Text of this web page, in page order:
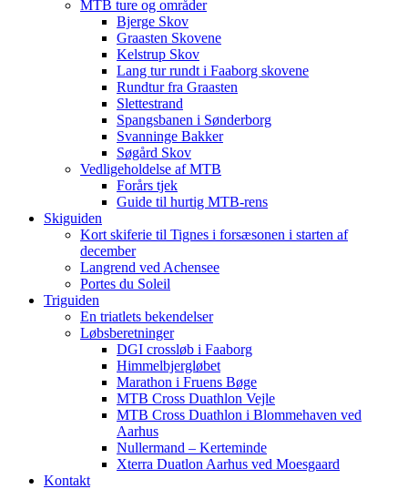
MTB ture og områder
Bjerge Skov
Graasten Skovene
Kelstrup Skov
Lang tur rundt i Faaborg skovene
Rundtur fra Graasten
Slettestrand
Spangsbanen i Sønderborg
Svanninge Bakker
Søgård Skov
Vedligeholdelse af MTB
Forårs tjek
Guide til hurtig MTB-rens
Skiguiden
Kort skiferie til Tignes i forsæsonen i starten af
december
Langrend ved Achensee
Portes du Soleil
Triguiden
En triatlets bekendelser
Løbsberetninger
DGI crossløb i Faaborg
Himmelbjergløbet
Marathon i Fruens Bøge
MTB Cross Duathlon Vejle
MTB Cross Duathlon i Blommehaven ved
Aarhus
Nullermand – Kerteminde
Xterra Duatlon Aarhus ved Moesgaard
Kontakt